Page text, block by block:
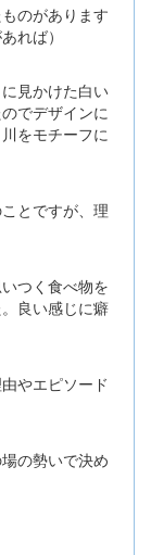
のがあります
れば）
見かけた白い
でデザインに
をモチーフに
とですが、理
つく食べ物を
良い感じに癖
やエピソード
の勢いで決め